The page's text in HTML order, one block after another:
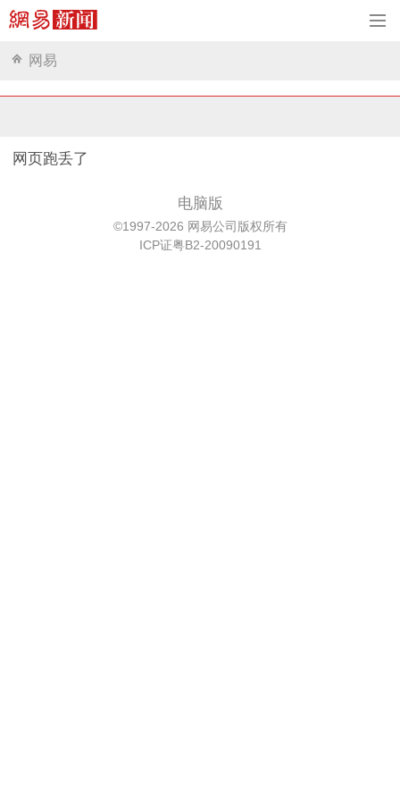
网易
网页跑丢了
电脑版
©1997-2026 网易公司版权所有
ICP证粤B2-20090191